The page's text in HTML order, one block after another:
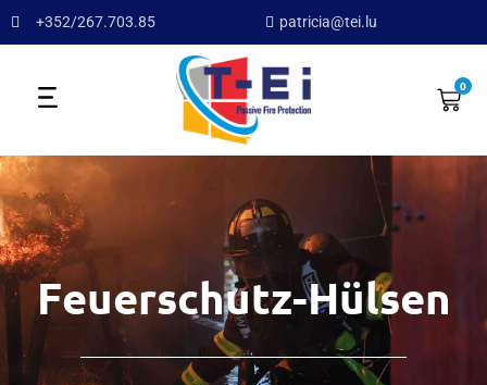
+352/267.703.85 patricia@tei.lu
0
Feuerschutz-Hülsen